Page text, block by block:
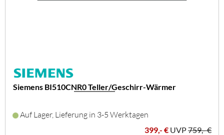
Siemens BI510CNR0 Teller/Geschirr-Wärmer
Auf Lager, Lieferung in 3-5 Werktagen
399,- € UVP759,- €